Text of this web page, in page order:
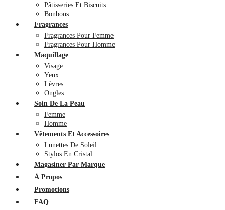
Pâtisseries Et Biscuits
Bonbons
Fragrances
Fragrances Pour Femme
Fragrances Pour Homme
Maquillage
Visage
Yeux
Lèvres
Ongles
Soin De La Peau
Femme
Homme
Vêtements Et Accessoires
Lunettes De Soleil
Stylos En Cristal
Magasiner Par Marque
À Propos
Promotions
FAQ